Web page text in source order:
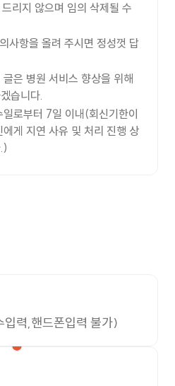
리지 않으며 임의 삭제될 수
사항을 올려 주시면 정성껏 답
은 병원 서비스 향상을 위해
습니다.
로부터 7일 이내(회신기한이
게 지연 사유 및 처리 진행 상
력,핸드폰입력 불가)